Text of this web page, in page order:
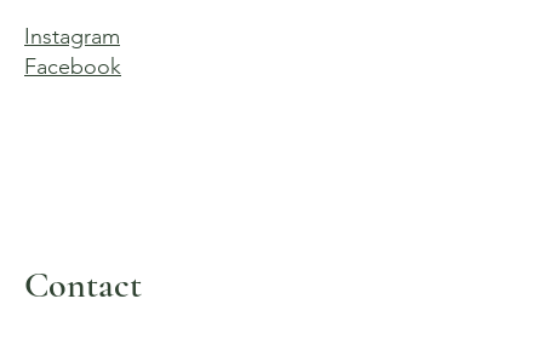
Instagram
Facebook
Contact